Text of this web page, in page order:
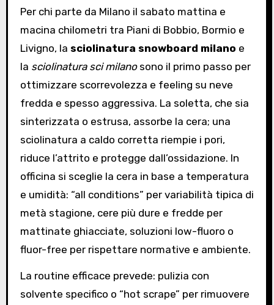
Per chi parte da Milano il sabato mattina e
macina chilometri tra Piani di Bobbio, Bormio e
Livigno, la sciolinatura snowboard milano e
la sciolinatura sci milanosono il primo passo per
ottimizzare scorrevolezza e feeling su neve
fredda e spesso aggressiva. La soletta, che sia
sinterizzata o estrusa, assorbe la cera; una
sciolinatura a caldo corretta riempie i pori,
riduce l’attrito e protegge dall’ossidazione. In
officina si sceglie la cera in base a temperatura
e umidità: “all conditions” per variabilità tipica di
metà stagione, cere più dure e fredde per
mattinate ghiacciate, soluzioni low-fluoro o
fluor-free per rispettare normative e ambiente.
La routine efficace prevede: pulizia con
solvente specifico o “hot scrape” per rimuovere